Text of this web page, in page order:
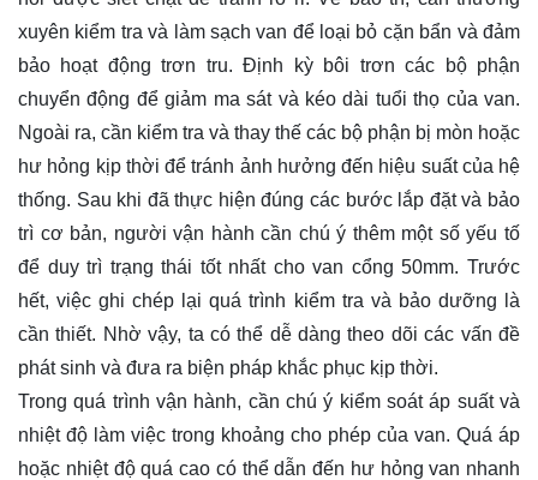
xuyên kiểm tra và làm sạch van để loại bỏ cặn bẩn và đảm
bảo hoạt động trơn tru. Định kỳ bôi trơn các bộ phận
chuyển động để giảm ma sát và kéo dài tuổi thọ của van.
Ngoài ra, cần kiểm tra và thay thế các bộ phận bị mòn hoặc
hư hỏng kịp thời để tránh ảnh hưởng đến hiệu suất của hệ
thống. Sau khi đã thực hiện đúng các bước lắp đặt và bảo
trì cơ bản, người vận hành cần chú ý thêm một số yếu tố
để duy trì trạng thái tốt nhất cho van cổng 50mm. Trước
hết, việc ghi chép lại quá trình kiểm tra và bảo dưỡng là
cần thiết. Nhờ vậy, ta có thể dễ dàng theo dõi các vấn đề
phát sinh và đưa ra biện pháp khắc phục kịp thời.
Trong quá trình vận hành, cần chú ý kiểm soát áp suất và
nhiệt độ làm việc trong khoảng cho phép của van. Quá áp
hoặc nhiệt độ quá cao có thể dẫn đến hư hỏng van nhanh